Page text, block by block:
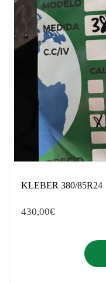
KLEBER 380/85R24
430,00€